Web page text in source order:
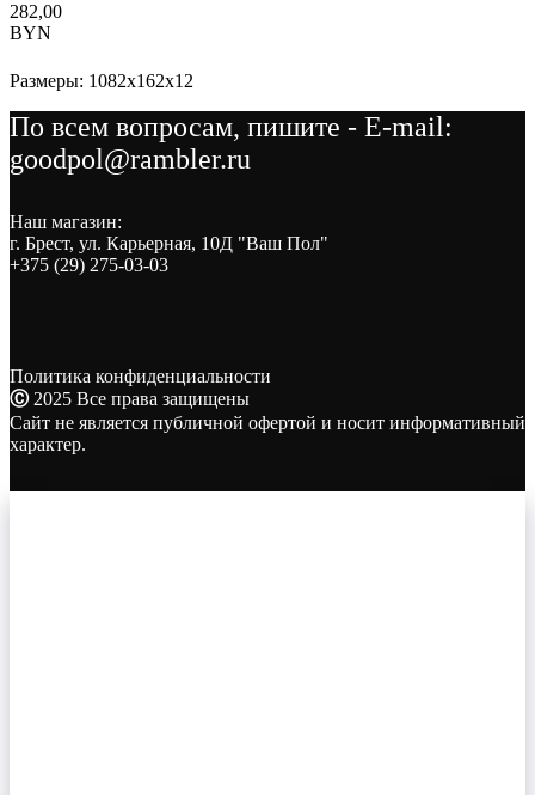
282,00
BYN
Размеры: 1082x162x12
По всем вопросам, пишите - E-mail:
goodpol@rambler.ru
Наш магазин:
г. Брест, ул. Карьерная, 10Д "Ваш Пол"
+375 (29) 275-03-03
Политика конфиденциальности
Ⓒ 2025 Все права защищены
Сайт не является публичной офертой и носит информативный
характер.